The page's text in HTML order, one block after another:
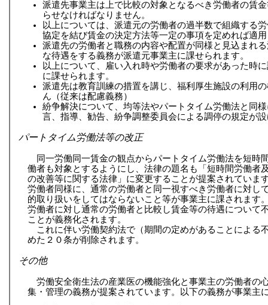
派遣先事業主は上で比較の対象となるべき労働者の賃
らせなければなりません。
以上については、派遣元の労働者の過半数で組織する
協定を結び賃金の決定方法等一定の事項を定めれば適
派遣先の労働者と職務の内容や配置が同様と見込まれ
な待遇をする義務が派遣元事業主に課せられます。
以上について、雇い入れ時や労働者の要求があった時
に課せられます。
派遣先は教育訓練の措置を講じ、福利厚生施設の利用
ん（従来は配慮義務）
紛争解決について、均等法やパートタイム労働法と同
言、指導、勧告、紛争調整委員会による調停の規定が
パートタイム労働法等の改正
同一労働同一賃金の観点からパートタイム労働法を短時
働者も対象とするようにし、法律の題名も「短時間労働者
の改善等に関する法律」に変更することが提案されていま
労働者同様に、通常の労働者と同一視すべき労働者に対し
的取り扱いをしてはならないこと等が事業主に課されます
労働者に対し通常の労働者と比較し賃金等の待遇について
ことが義務化されます。
これに伴い労働契約法で（期間の定めがあることによる
めた２０条が削除されます。
その他
労働安全衛生法の産業医の機能強化と事業主の労働者の
集・管理の義務が提案されています。以下の義務が事業主